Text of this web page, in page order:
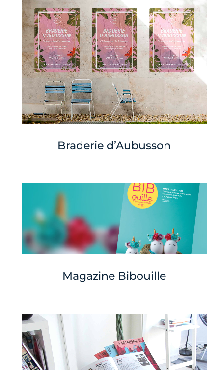
Braderie d’Aubusson
Magazine Bibouille